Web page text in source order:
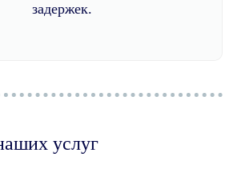
задержек.
услуг